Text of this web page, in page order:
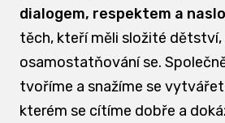
dialogem, respektem a
těch, kteří měli složité dětství,
osamostatňování se.
tvoříme a snažíme se
kterém se cítíme dobře a